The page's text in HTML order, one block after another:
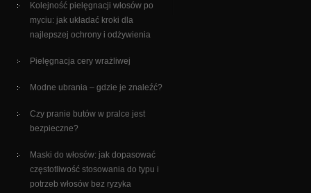
Kolejność pielęgnacji włosów po
myciu: jak układać kroki dla
najlepszej ochrony i odżywienia
Pielęgnacja cery wrażliwej
Modne ubrania – gdzie je znaleźć?
Czy pranie butów w pralce jest
bezpieczne?
Maski do włosów: jak dopasować
częstotliwość stosowania do typu i
potrzeb włosów bez ryzyka